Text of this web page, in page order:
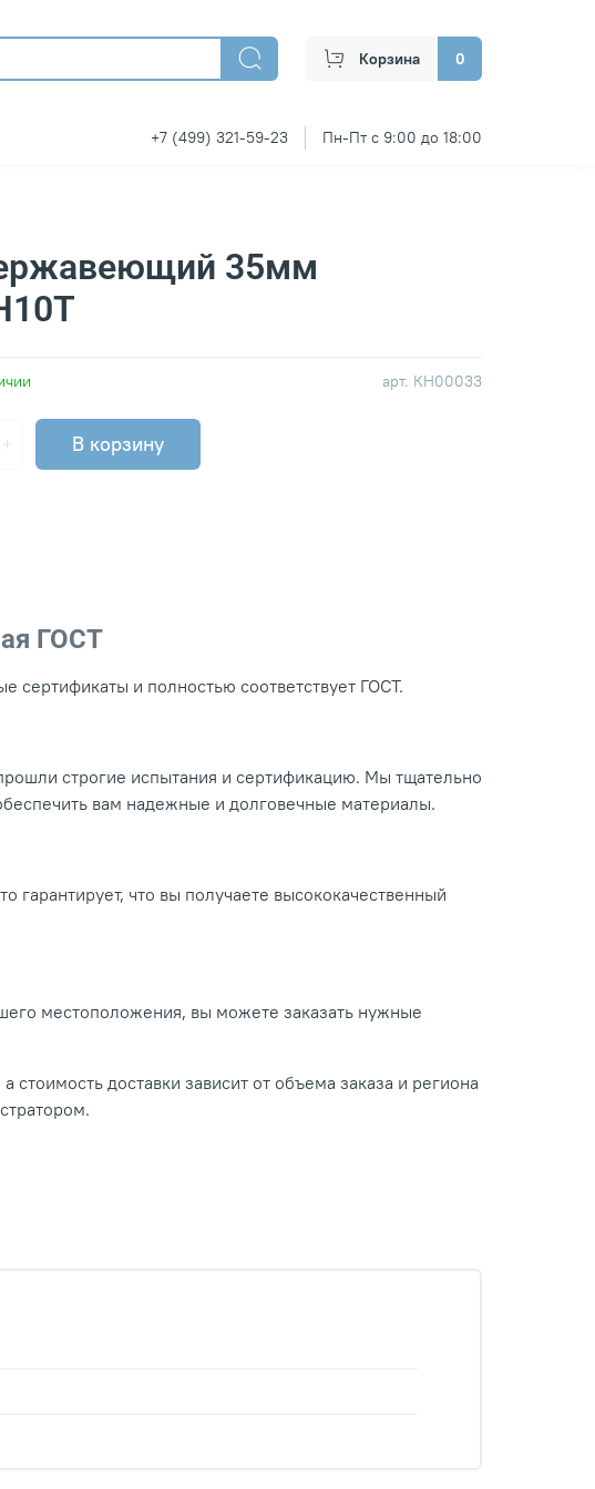
Корзина 0
+7 (499) 321-59-23 Пн-Пт с 9:00 до 18:00
арт. КН00033
35мм
В корзину
ГОСТ
и полностью соответствует ГОСТ.
строгие испытания и сертификацию. Мы тщательно
вам надежные и долговечные материалы.
гарантирует, что вы получаете высококачественный
местоположения, вы можете заказать нужные
доставки зависит от объема заказа и региона